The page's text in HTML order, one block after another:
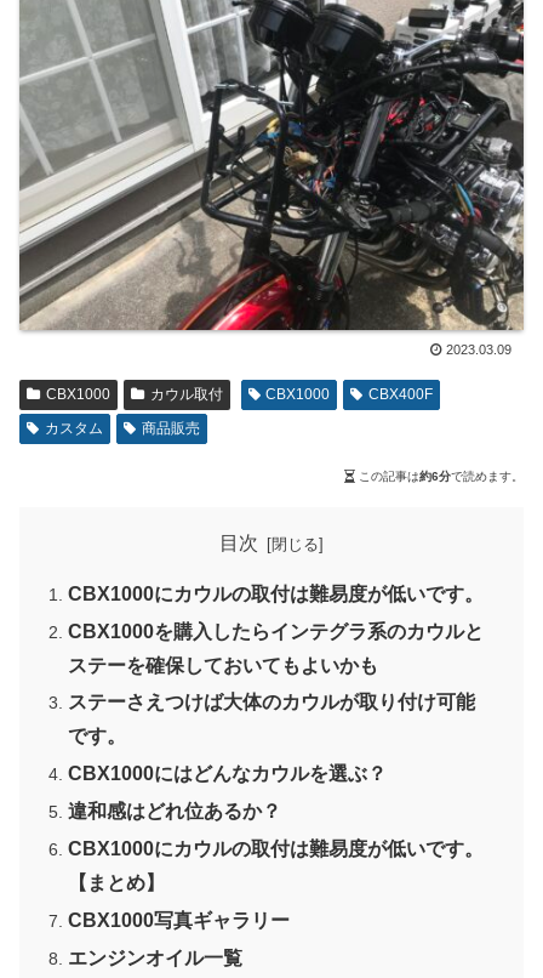
2023.03.09
CBX1000 カウル取付 CBX1000
CBX400F
カスタム
商品販売
この記事は約6分で読めます。
目次
CBX1000にカウルの取付は難易度が低いです。
CBX1000を購入したらインテグラ系のカウルと
ステーを確保しておいてもよいかも
ステーさえつけば大体のカウルが取り付け可能
です。
CBX1000にはどんなカウルを選ぶ？
違和感はどれ位あるか？
CBX1000にカウルの取付は難易度が低いです。
【まとめ】
CBX1000写真ギャラリー
エンジンオイル一覧